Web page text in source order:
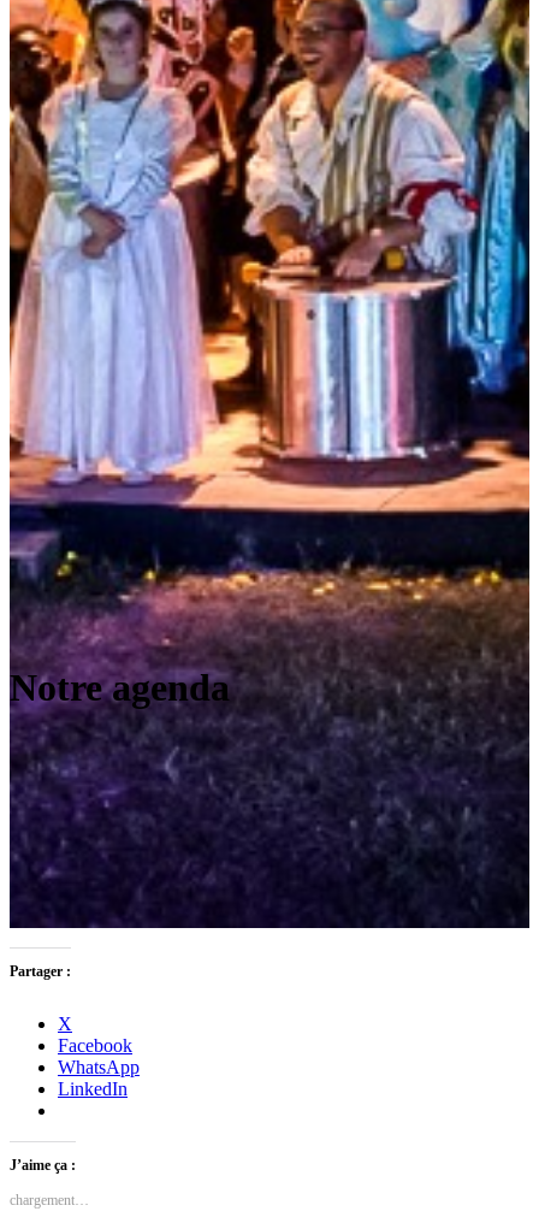
Notre agenda
Partager :
X
Facebook
WhatsApp
LinkedIn
J’aime ça :
chargement…